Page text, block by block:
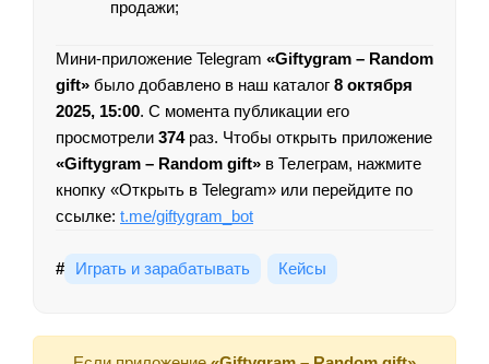
продажи;
Мини-приложение Telegram «Giftygram – Random
gift» было добавлено в наш каталог 8 октября
2025, 15:00. С момента публикации его
просмотрели 374раз. Чтобы открыть приложение
«Giftygram – Random gift» в Телеграм, нажмите
кнопку «Открыть в Telegram» или перейдите по
ссылке: t.me/giftygram_bot
# Играть и зарабатывать Кейсы